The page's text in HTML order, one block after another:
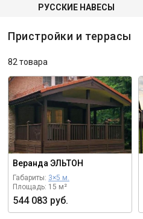
РУССКИЕ НАВЕСЫ
Пристройки и террасы
82 товара
Веранда ЭЛЬТОН
Габариты: 3×5 м.
Площадь: 15 м²
544 083 руб.